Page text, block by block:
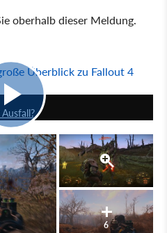
oberhalb dieser Meldung.
Überblick zu Fallout 4
6